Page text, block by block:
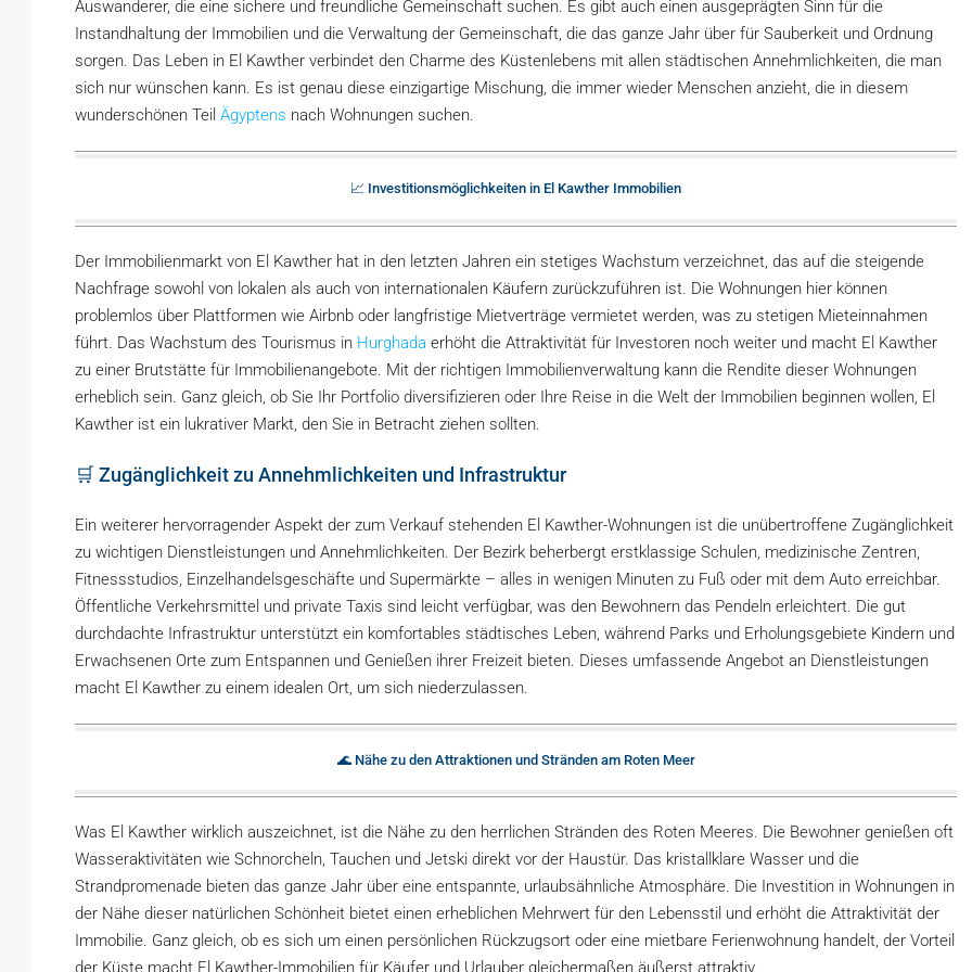
Auswanderer, die eine sichere und freundliche Gemeinschaft suchen. Es gibt auch einen ausgeprägten Sinn für die
Instandhaltung der Immobilien und die Verwaltung der Gemeinschaft, die das ganze Jahr über für Sauberkeit und Ordnung
sorgen. Das Leben in El Kawther verbindet den Charme des Küstenlebens mit allen städtischen Annehmlichkeiten, die man
sich nur wünschen kann. Es ist genau diese einzigartige Mischung, die immer wieder Menschen anzieht, die in diesem
wunderschönen Teil Ägyptens nach Wohnungen suchen.
📈 Investitionsmöglichkeiten in El Kawther Immobilien
Der Immobilienmarkt von El Kawther hat in den letzten Jahren ein stetiges Wachstum verzeichnet, das auf die steigende
Nachfrage sowohl von lokalen als auch von internationalen Käufern zurückzuführen ist. Die Wohnungen hier können
problemlos über Plattformen wie Airbnb oder langfristige Mietverträge vermietet werden, was zu stetigen Mieteinnahmen
führt. Das Wachstum des Tourismus in Hurghada erhöht die Attraktivität für Investoren noch weiter und macht El Kawther
zu einer Brutstätte für Immobilienangebote. Mit der richtigen Immobilienverwaltung kann die Rendite dieser Wohnungen
erheblich sein. Ganz gleich, ob Sie Ihr Portfolio diversifizieren oder Ihre Reise in die Welt der Immobilien beginnen wollen, El
Kawther ist ein lukrativer Markt, den Sie in Betracht ziehen sollten.
🛒 Zugänglichkeit zu Annehmlichkeiten und Infrastruktur
Ein weiterer hervorragender Aspekt der zum Verkauf stehenden El Kawther-Wohnungen ist die unübertroffene Zugänglichkeit
zu wichtigen Dienstleistungen und Annehmlichkeiten. Der Bezirk beherbergt erstklassige Schulen, medizinische Zentren,
Fitnessstudios, Einzelhandelsgeschäfte und Supermärkte – alles in wenigen Minuten zu Fuß oder mit dem Auto erreichbar.
Öffentliche Verkehrsmittel und private Taxis sind leicht verfügbar, was den Bewohnern das Pendeln erleichtert. Die gut
durchdachte Infrastruktur unterstützt ein komfortables städtisches Leben, während Parks und Erholungsgebiete Kindern und
Erwachsenen Orte zum Entspannen und Genießen ihrer Freizeit bieten. Dieses umfassende Angebot an Dienstleistungen
macht El Kawther zu einem idealen Ort, um sich niederzulassen.
🌊 Nähe zu den Attraktionen und Stränden am Roten Meer
Was El Kawther wirklich auszeichnet, ist die Nähe zu den herrlichen Stränden des Roten Meeres. Die Bewohner genießen oft
Wasseraktivitäten wie Schnorcheln, Tauchen und Jetski direkt vor der Haustür. Das kristallklare Wasser und die
Strandpromenade bieten das ganze Jahr über eine entspannte, urlaubsähnliche Atmosphäre. Die Investition in Wohnungen in
der Nähe dieser natürlichen Schönheit bietet einen erheblichen Mehrwert für den Lebensstil und erhöht die Attraktivität der
Immobilie. Ganz gleich, ob es sich um einen persönlichen Rückzugsort oder eine mietbare Ferienwohnung handelt, der Vorteil
der Küste macht El Kawther-Immobilien für Käufer und Urlauber gleichermaßen äußerst attraktiv.